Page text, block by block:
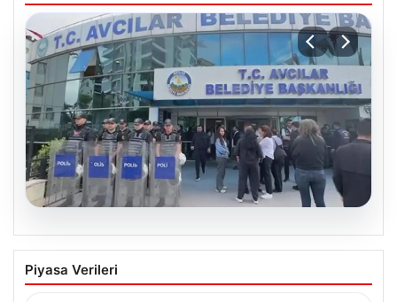
05.08.2026
Avcılar Belediyesi’ne operasyon. 12
şüpheli gözaltına alındı
Piyasa Verileri